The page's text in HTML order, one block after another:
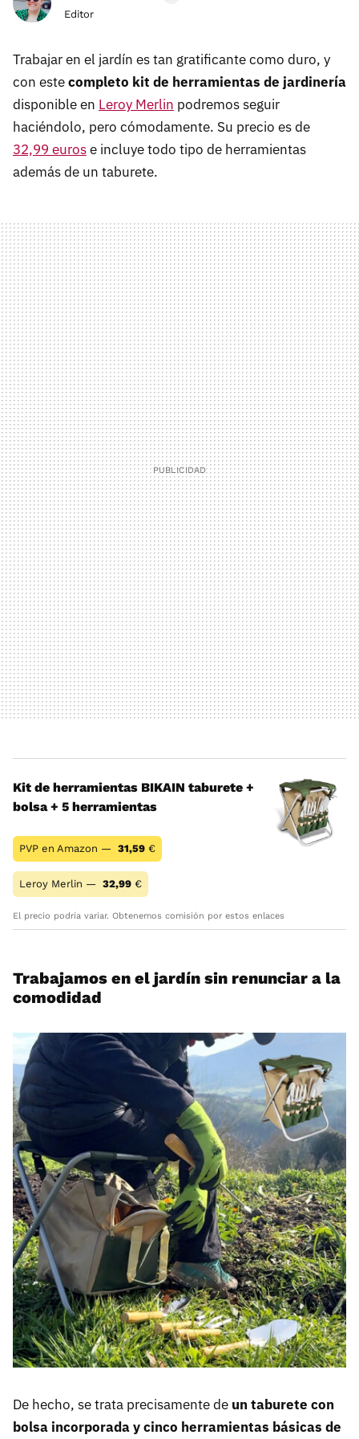
Editor
Trabajar en el jardín es tan gratificante como duro, y
con estecompleto kit de herramientas de jardinería
disponible en Leroy Merlin podremos seguir
haciéndolo, pero cómodamente. Su precio es de
32,99 eurose incluye todo tipo de herramientas
además de un taburete.
Kit de herramientas BIKAIN taburete +
bolsa + 5 herramientas
PVP en Amazon — 31,59 €
Leroy Merlin — 32,99 €
El precio podría variar. Obtenemos comisión por estos enlaces
Trabajamos en el jardín sin renunciar a la
comodidad
De hecho, se trata precisamente de un taburete con
bolsa incorporada y cinco herramientas básicas de